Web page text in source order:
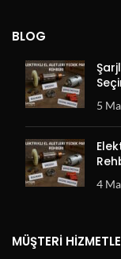
BLOG
5
4
MÜŞTERI